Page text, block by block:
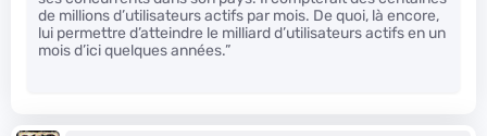
de millions d’utilisateurs actifs par mois. De quoi, là encore,
lui permettre d’atteindre le milliard d’utilisateurs actifs en un
mois d’ici quelques années.”